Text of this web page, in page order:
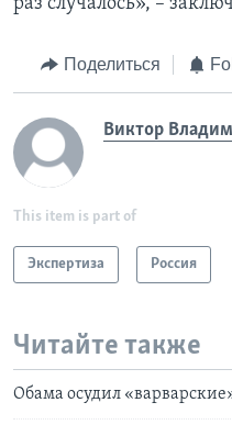
раз случалось», –
Поделиться
Виктор
This item is part of
Экспертиза Россия
Читайте также
Обама осудил